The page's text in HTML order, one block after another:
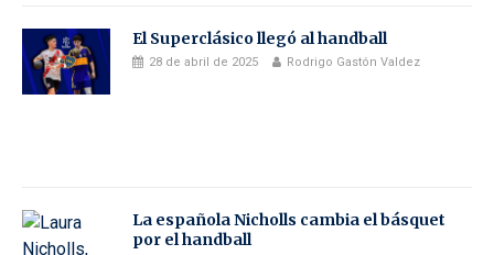
El Superclásico llegó al handball
28 de abril de 2025 Rodrigo Gastón Valdez
La española Nicholls cambia el básquet
por el handball